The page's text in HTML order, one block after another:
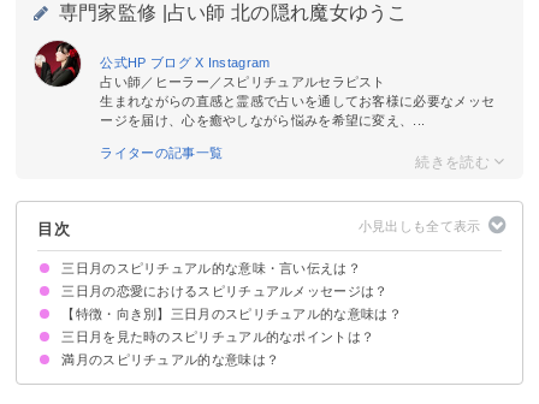
専門家監修 | 占い師 北の隠れ魔女ゆうこ
公式HP ブログX Instagram
占い師／ヒーラー／スピリチュアルセラピスト
生まれながらの直感と霊感で占いを通してお客様に必要なメッセ
ージを届け、心を癒やしながら悩みを希望に変え、...
ライターの記事一覧
目次
三日月のスピリチュアル的な意味・言い伝えは？
①再生の象徴
②新たな物事のスタート
③幸運の前兆
三日月の恋愛におけるスピリチュアルメッセージは？
恋愛成就のサイン
三日月を見て恋の願い事をすると叶うという言い伝えがある
【特徴・向き別】三日月のスピリチュアル的な意味は？
赤い三日月のスピリチュアル的な意味
上弦の三日月のスピリチュアル的な意味
下弦の三日月のスピリチュアル的な意味
三日月を見た時のスピリチュアル的なポイントは？
願い事をする
待ち受けに三日月の写真を設定する
三日月にまつわるアイテムを身につける
満月のスピリチュアル的な意味は？